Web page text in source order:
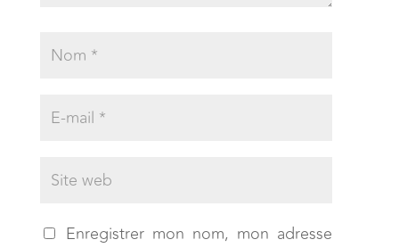
Enregistrer mon nom, mon adresse